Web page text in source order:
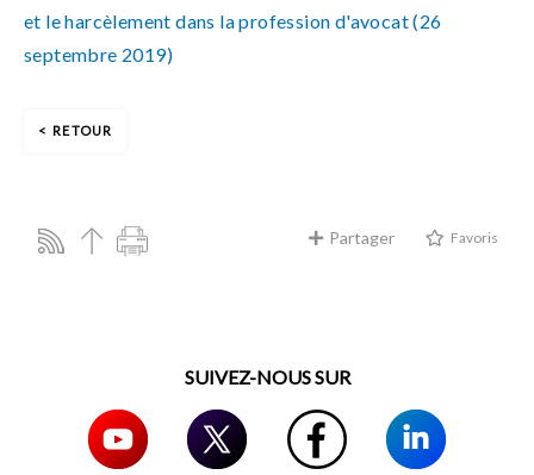
et le harcèlement dans la profession d'avocat (26
septembre 2019)
RETOUR
Partager Favoris
SUIVEZ-NOUS SUR